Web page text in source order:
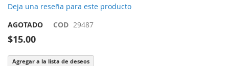
de
Deja una reseña para este producto
AGOTADO
COD 29487
$15.00
Agregar a la lista de deseos